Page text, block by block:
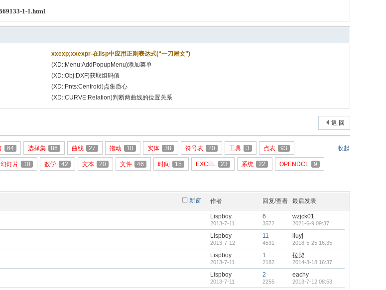
1-1.html
xxexp;xxexpr-在lisp中应用正则表达式(“一刀屠文”)
(XD::Menu:AddPopupMenu)添加菜单
(XD::Obj:DXF)获取组码值
(XD::Pnts:Centroid)点集质心
(XD::CURVE:Relation)判断两曲线的位置关系
返 回
收起
64 选择集 86 曲线 27 拖动 18 实体 38 符号表 20 工具 3 点表 93
幻灯片 10 数学 42 文本 20 文件 46 时间 15 EXCEL 23 系统 22 OPENDCL 9
新窗 作者 回复/查看 最后发表
Lispboy
2013-7-11
6
3572
wzjck01
2021-6-9 09:37
Lispboy
2013-7-12
11
4531
liuyj
2018-5-25 16:35
Lispboy
2013-7-11
1
2182
拉契
2014-3-18 16:37
Lispboy
2013-7-11
2
2255
eachy
2013-7-12 08:53